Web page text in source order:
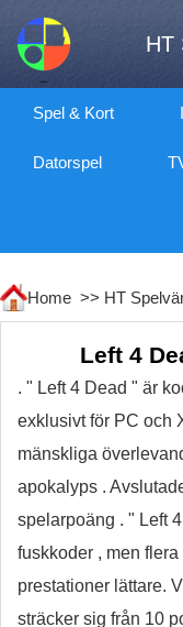
HT
Spel & Kort
Datorspel
Home >> HT
Left 4
. " Left 4 Dead " är
exklusivt för PC och
mänskliga
apokalyps .
spelarpoäng . " Left
fuskkoder , men
prestationer lättare.
sträcker sig från 10